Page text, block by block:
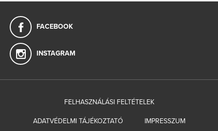
FACEBOOK
INSTAGRAM
FELHASZNÁLÁSI FELTÉTELEK
ADATVÉDELMI TÁJÉKOZTATÓ IMPRESSZUM